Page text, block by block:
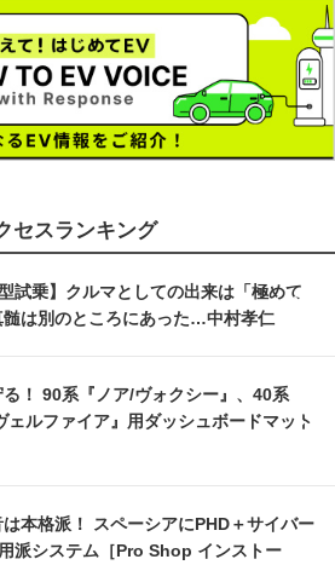
セスランキング
試乗】クルマとしての出来は「極めて
髄は別のところにあった…中村孝仁
！ 90系『ノア/ヴォクシー』、40系
ェルファイア』用ダッシュボードマット
本格派！ スペーシアにPHD＋サイバー
派システム［Pro Shop インストー